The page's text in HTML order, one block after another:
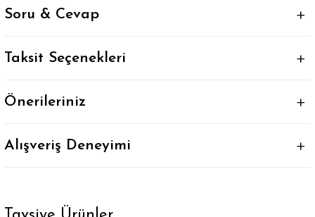
Soru & Cevap
Taksit Seçenekleri
Önerileriniz
Alışveriş Deneyimi